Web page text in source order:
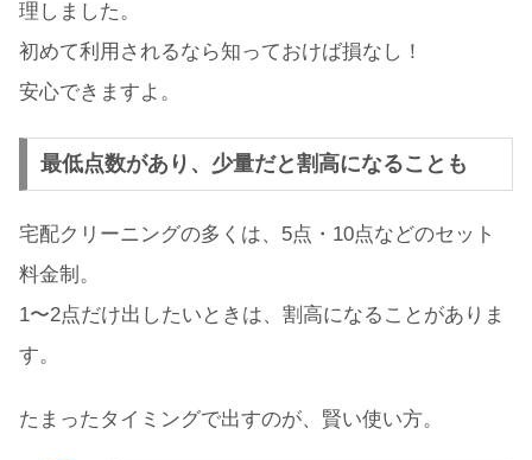
理しました。
初めて利用されるなら知っておけば損なし！
安心できますよ。
最低点数があり、少量だと割高になることも
宅配クリーニングの多くは、5点・10点などのセット
料金制。
1〜2点だけ出したいときは、割高になることがありま
す。
たまったタイミングで出すのが、賢い使い方。